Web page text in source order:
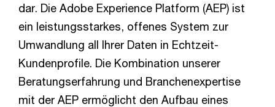
dar. Die Adobe Experience Platform (AEP) ist
ein leistungsstarkes, offenes System zur
Umwandlung all Ihrer Daten in Echtzeit-
Kundenprofile. Die Kombination unserer
Beratungserfahrung und Branchenexpertise
mit der AEP ermöglicht den Aufbau eines